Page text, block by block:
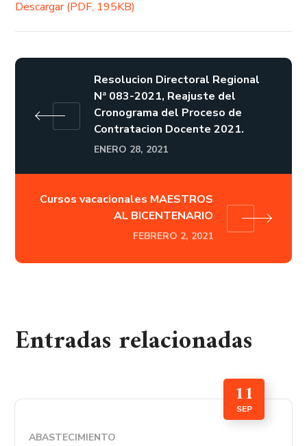
Descargar (PDF, 195KB)
Resolucion Directoral Regional
Nª 083-2021, Reajuste del
Cronograma del Proceso de
Contratacion Docente 2021.
ENERO 28, 2021
Cursos vacacionales MAESTROS
AL BICENTENARIO
FEBRERO 2, 2021
Entradas relacionadas
11
SEP
ABASTECIMIENTO